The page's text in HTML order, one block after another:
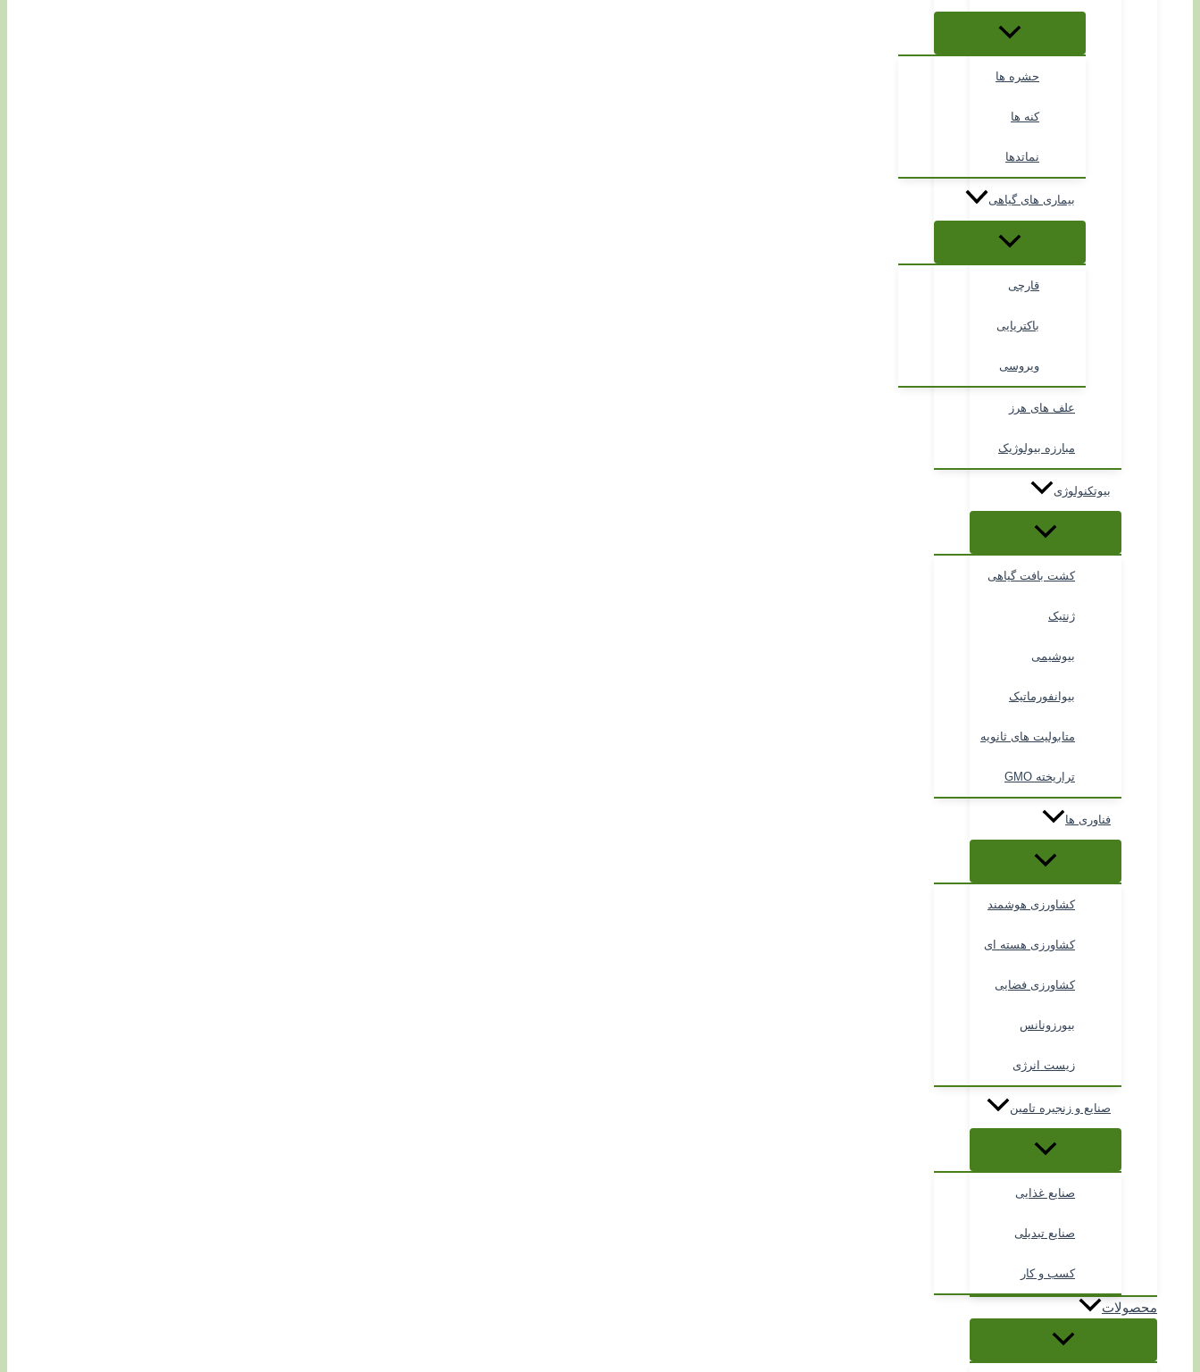
حشره ها
کنه ها
نماتدها
بیماری های گیاهی
قارچی
باکتریایی
ویروسی
علف های هرز
مبارزه بیولوژیک
بیوتکنولوژی
کشت بافت گیاهی
ژنتیک
بیوشیمی
بیوانفورماتیک
متابولیت های ثانویه
تراریخته GMO
فناوری ها
کشاورزی هوشمند
کشاورزی هسته ای
کشاورزی فضایی
بیورزونانس
زیست انرژی
صنایع و زنجیره تامین
صنایع غذایی
صنایع تبدیلی
کسب و کار
محصولات